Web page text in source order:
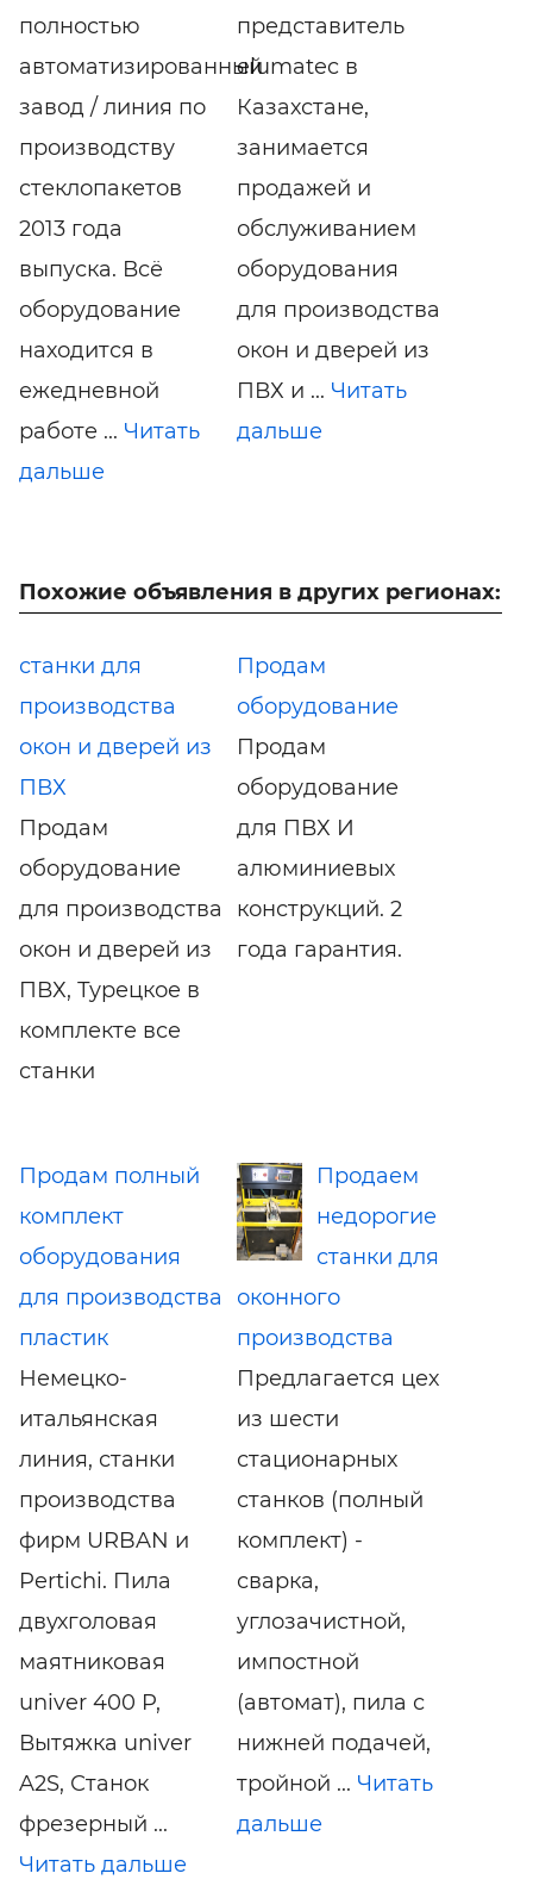
полностью
автоматизированный
завод / линия по
производству
стеклопакетов
2013 года
выпуска. Всё
оборудование
находится в
ежедневной
работе ... Читать
дальше
представитель
elumatec в
Казахстане,
занимается
продажей и
обслуживанием
оборудования
для производства
окон и дверей из
ПВХ и ... Читать
дальше
Похожие объявления в других регионах:
станки для
производства
окон и дверей из
ПВХ
Продам
оборудование
для производства
окон и дверей из
ПВХ, Турецкое в
комплекте все
станки
Продам
оборудование
Продам
оборудование
для ПВХ И
алюминиевых
конструкций. 2
года гарантия.
Продам полный
комплект
оборудования
для производства
пластик
Немецко-
итальянская
линия, станки
производства
фирм URBAN и
Pertichi. Пила
двухголовая
маятниковая
univer 400 P,
Вытяжка univer
A2S, Станок
фрезерный ...
Читать дальше
Продаем
недорогие
станки для
оконного
производства
Предлагается цех
из шести
стационарных
станков (полный
комплект) -
сварка,
углозачистной,
импостной
(автомат), пила с
нижней подачей,
тройной ... Читать
дальше